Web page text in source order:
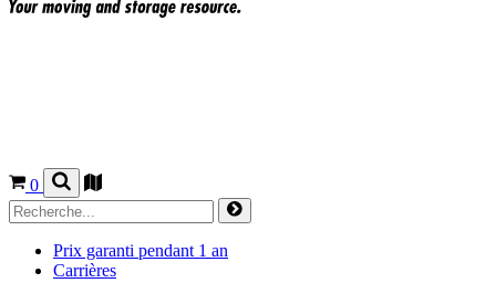
0
Prix garanti pendant 1 an
Carrières